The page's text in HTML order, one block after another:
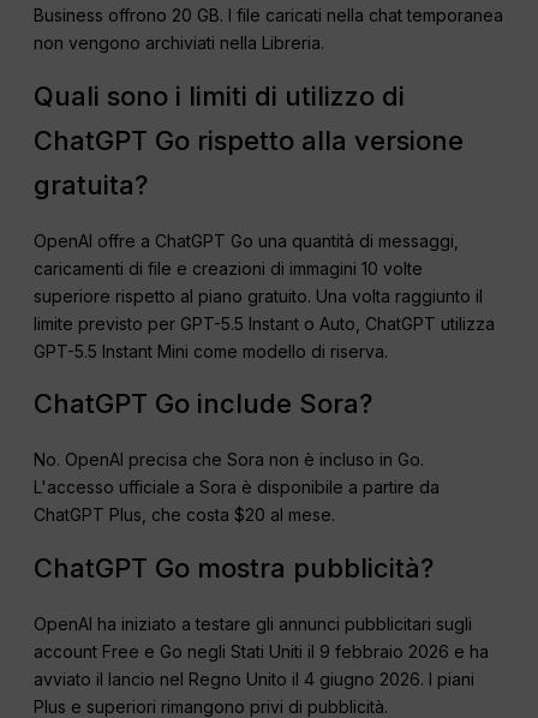
Business offrono 20 GB. I file caricati nella chat temporanea
non vengono archiviati nella Libreria.
Quali sono i limiti di utilizzo di
ChatGPT Go rispetto alla versione
gratuita?
OpenAI offre a ChatGPT Go una quantità di messaggi,
caricamenti di file e creazioni di immagini 10 volte
superiore rispetto al piano gratuito. Una volta raggiunto il
limite previsto per GPT-5.5 Instant o Auto, ChatGPT utilizza
GPT-5.5 Instant Mini come modello di riserva.
ChatGPT Go include Sora?
No. OpenAI precisa che Sora non è incluso in Go.
L'accesso ufficiale a Sora è disponibile a partire da
ChatGPT Plus, che costa $20 al mese.
ChatGPT Go mostra pubblicità?
OpenAI ha iniziato a testare gli annunci pubblicitari sugli
account Free e Go negli Stati Uniti il 9 febbraio 2026 e ha
avviato il lancio nel Regno Unito il 4 giugno 2026. I piani
Plus e superiori rimangono privi di pubblicità.